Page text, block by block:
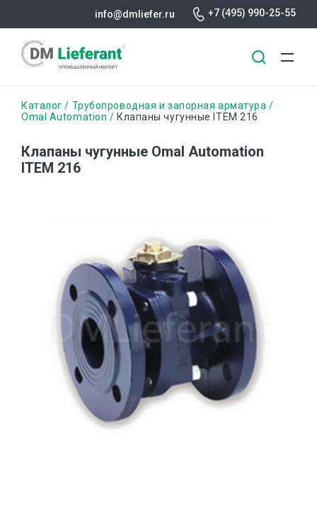
содержанию
info@dmliefer.ru +7 (495) 990-25-55
Строка
Каталог
Трубопроводная и запорная арматура
Omal Automation
Клапаны чугунные ITEM 216
Клапаны чугунные Omal Automation
ITEM 216